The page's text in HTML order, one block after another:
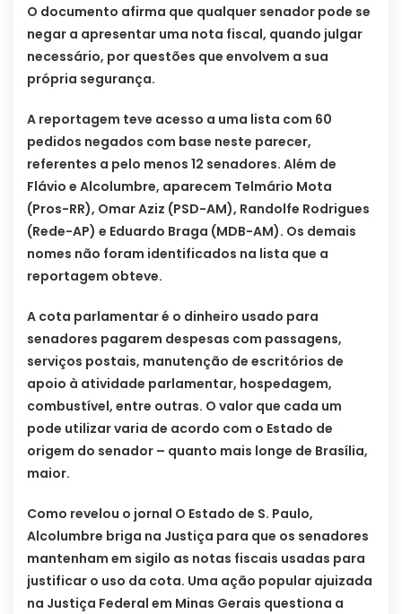
O documento afirma que qualquer senador pode se
negar a apresentar uma nota fiscal, quando julgar
necessário, por questões que envolvem a sua
própria segurança.
A reportagem teve acesso a uma lista com 60
pedidos negados com base neste parecer,
referentes a pelo menos 12 senadores. Além de
Flávio e Alcolumbre, aparecem Telmário Mota
(Pros-RR), Omar Aziz (PSD-AM), Randolfe Rodrigues
(Rede-AP) e Eduardo Braga (MDB-AM). Os demais
nomes não foram identificados na lista que a
reportagem obteve.
A cota parlamentar é o dinheiro usado para
senadores pagarem despesas com passagens,
serviços postais, manutenção de escritórios de
apoio à atividade parlamentar, hospedagem,
combustível, entre outras. O valor que cada um
pode utilizar varia de acordo com o Estado de
origem do senador – quanto mais longe de Brasília,
maior.
Como revelou o jornal O Estado de S. Paulo,
Alcolumbre briga na Justiça para que os senadores
mantenham em sigilo as notas fiscais usadas para
justificar o uso da cota. Uma ação popular ajuizada
na Justiça Federal em Minas Gerais questiona a